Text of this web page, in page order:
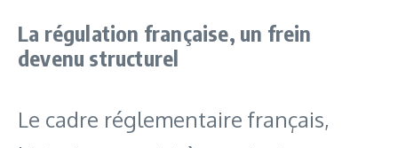
La régulation française, un frein
devenu structurel
Le cadre réglementaire français,